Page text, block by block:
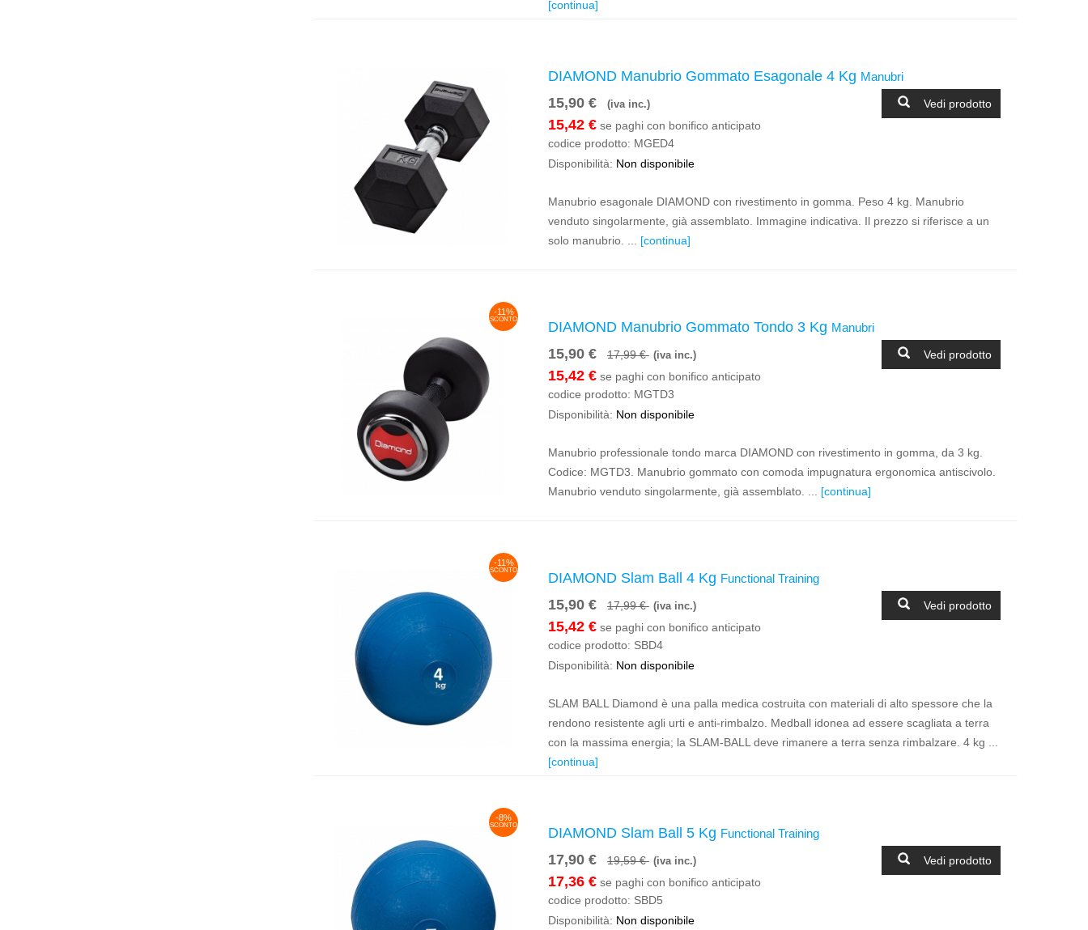
[continua]
DIAMOND Manubrio Gommato Esagonale 4 Kg Manubri
15,90 € (iva inc.)
15,42 € se paghi con bonifico anticipato
codice prodotto: MGED4
Disponibilità: Non disponibile
Vedi prodotto
Manubrio esagonale DIAMOND con rivestimento in gomma. Peso 4 kg. Manubrio
venduto singolarmente, già assemblato. Immagine indicativa. Il prezzo si riferisce a un
solo manubrio. ... [continua]
-11%
SCONTO DIAMOND Manubrio Gommato Tondo 3 Kg Manubri
15,90 € 17,99 € (iva inc.)
15,42 € se paghi con bonifico anticipato
codice prodotto: MGTD3
Disponibilità: Non disponibile
Vedi prodotto
Manubrio professionale tondo marca DIAMOND con rivestimento in gomma, da 3 kg.
Codice: MGTD3. Manubrio gommato con comoda impugnatura ergonomica antiscivolo.
Manubrio venduto singolarmente, già assemblato. ... [continua]
-11%
SCONTO DIAMOND Slam Ball 4 Kg Functional Training
15,90 € 17,99 € (iva inc.)
15,42 € se paghi con bonifico anticipato
codice prodotto: SBD4
Disponibilità: Non disponibile
Vedi prodotto
SLAM BALL Diamond è una palla medica costruita con materiali di alto spessore che la
rendono resistente agli urti e anti-rimbalzo. Medball idonea ad essere scagliata a terra
con la massima energia; la SLAM-BALL deve rimanere a terra senza rimbalzare. 4 kg ...
[continua]
-8%
SCONTO DIAMOND Slam Ball 5 Kg Functional Training
17,90 € 19,59 € (iva inc.)
17,36 € se paghi con bonifico anticipato
codice prodotto: SBD5
Disponibilità: Non disponibile
Vedi prodotto